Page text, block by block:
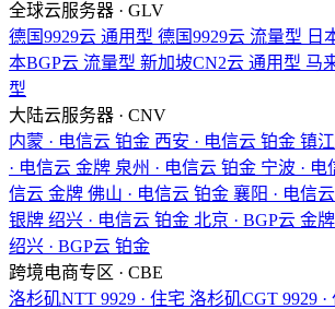
全球云服务器 · GLV
德国9929云 通用型 德国9929云 流量型 日
本BGP云 流量型 新加坡CN2云 通用型 马
型
大陆云服务器 · CNV
内蒙 · 电信云 铂金 西安 · 电信云 铂金 镇
· 电信云 金牌 泉州 · 电信云 铂金 宁波 · 电
信云 金牌 佛山 · 电信云 铂金 襄阳 · 电信云
银牌 绍兴 · 电信云 铂金 北京 · BGP云 金牌
绍兴 · BGP云 铂金
跨境电商专区 · CBE
洛杉矶NTT 9929 · 住宅 洛杉矶CGT 9929 ·